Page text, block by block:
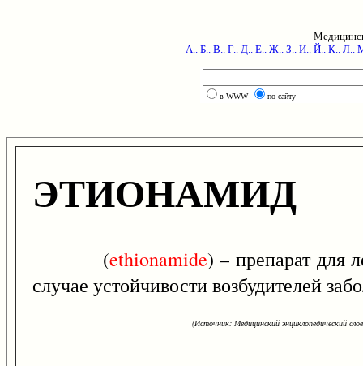
А.. Б.. В.. Г.. Д.. Е.. Ж.. З.. И.. Й.. К.. Л..
в WWW по сайту
ЭТИОНАМИД
(ethionamide) – препарат для
случае устойчивости возбудителей
(Источник: Медицинский энциклопедический